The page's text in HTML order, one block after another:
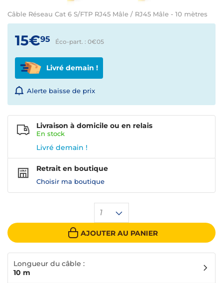
Câble Réseau Cat 6 S/FTP RJ45 Mâle / RJ45 Mâle - 10 mètres
15€95 Éco-part. : 0€05
Livré demain !
Alerte baisse de prix
1
AJOUTER AU PANIER
Livraison à domicile ou en relais
En stock
Livré demain !
Retrait en boutique
Choisir ma boutique
Longueur du câble :
10 m